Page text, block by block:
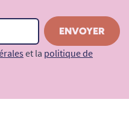
et la politique de